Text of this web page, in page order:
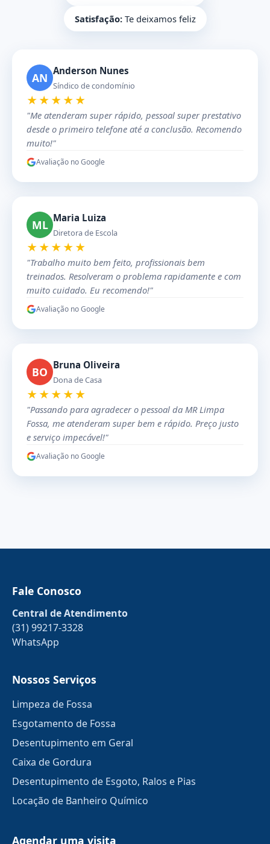
Satisfação:Te deixamos feliz
AN Anderson Nunes
Síndico de condomínio
★★★★★
"Me atenderam super rápido, pessoal super prestativo
desde o primeiro telefone até a conclusão. Recomendo
muito!"
Avaliação no Google
ML Maria Luiza
Diretora de Escola
★★★★★
"Trabalho muito bem feito, profissionais bem
treinados. Resolveram o problema rapidamente e com
muito cuidado. Eu recomendo!"
Avaliação no Google
BO Bruna Oliveira
Dona de Casa
★★★★★
"Passando para agradecer o pessoal da MR Limpa
Fossa, me atenderam super bem e rápido. Preço justo
e serviço impecável!"
Avaliação no Google
Fale Conosco
Central de Atendimento
(31) 99217-3328
WhatsApp
Nossos Serviços
Limpeza de Fossa
Esgotamento de Fossa
Desentupimento em Geral
Caixa de Gordura
Desentupimento de Esgoto, Ralos e Pias
Locação de Banheiro Químico
Agendar uma visita